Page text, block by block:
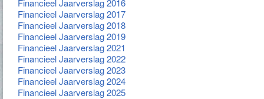
Financieel Jaarverslag 2016
Financieel Jaarverslag 2017
Financieel Jaarverslag 2018
Financieel Jaarverslag 2019
Financieel Jaarverslag 2021
Financieel Jaarverslag 2022
Financieel Jaarverslag 2023
Financieel Jaarverslag 2024
Financieel Jaarverslag 2025